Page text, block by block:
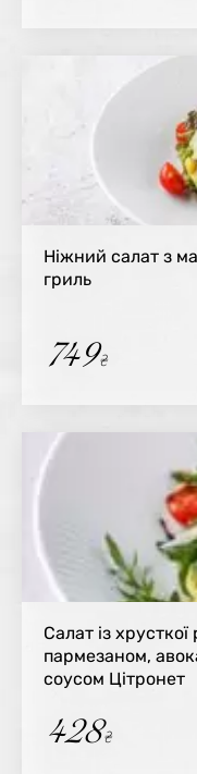
Ніжний салат з
гриль
749₴
Салат із
пармезаном,
соусом Цітронет
428₴